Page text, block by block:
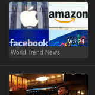
Vol.24
World Trend News